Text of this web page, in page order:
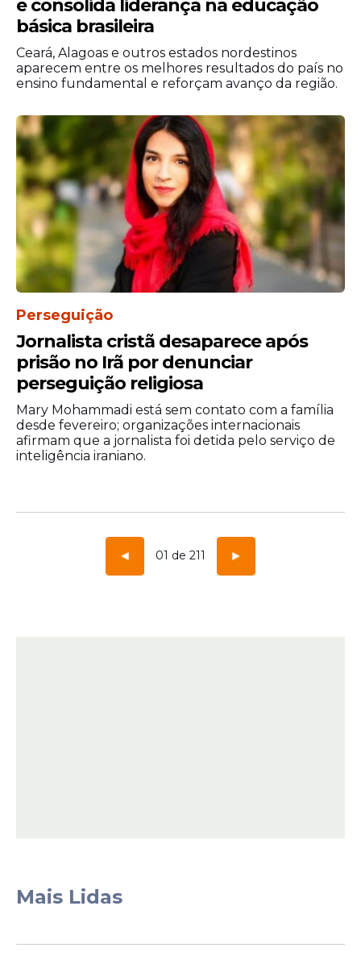
e consolida liderança na educação
básica brasileira
Ceará, Alagoas e outros estados nordestinos
aparecem entre os melhores resultados do país no
ensino fundamental e reforçam avanço da região.
Perseguição
Jornalista cristã desaparece após
prisão no Irã por denunciar
perseguição religiosa
Mary Mohammadi está sem contato com a família
desde fevereiro; organizações internacionais
afirmam que a jornalista foi detida pelo serviço de
inteligência iraniano.
01 de 211
Mais Lidas